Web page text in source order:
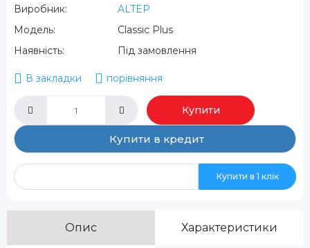
Виробник:
ALTEP
Модель:
Classic Plus
Наявність:
Під замовлення
В закладки порівняння
Купити
Купити в кредит
Купити в 1 клік
Опис Характеристики